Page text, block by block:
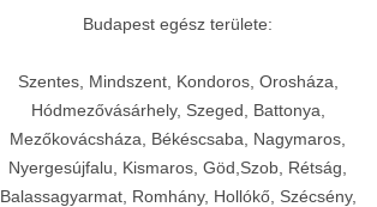
professzionális élelmiszer szeletelő
szavatossági időt és tartsa meg a
chef-iparikonyhagepek.hu
vákuum lezáró berendezés
professzionális élelmiszer-csomagolási
műveletekhez. Hatékony lezárási és
tartósítási megoldások.
chef-iparikonyhagepek.hu
🔥 24. Ipari Sütő és
Gőzpároló
+
Kereskedelmi légkeveréses sütők és
Budapest egész területe:
Szentes, Mindszent, Kondoros, Orosháza,
Hódmezővásárhely, Szeged, Battonya,
Mezőkovácsháza, Békéscsaba, Nagymaros,
Nyergesújfalu, Kismaros, Göd,Szob, Rétság,
Balassagyarmat, Romhány, Hollókő, Szécsény,